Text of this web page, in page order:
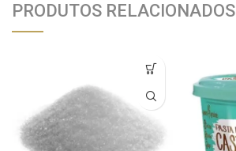
PRODUTOS RELACIONADOS